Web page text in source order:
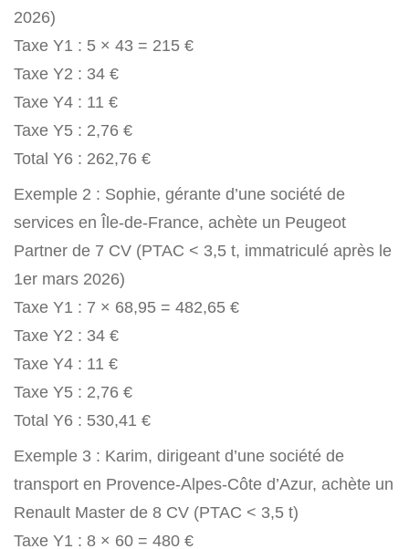
2026)
Taxe Y1 : 5 × 43 = 215 €
Taxe Y2 : 34 €
Taxe Y4 : 11 €
Taxe Y5 : 2,76 €
Total Y6 : 262,76 €
Exemple 2 : Sophie, gérante d’une société de
services en Île-de-France, achète un Peugeot
Partner de 7 CV (PTAC < 3,5 t, immatriculé après le
1er mars 2026)
Taxe Y1 : 7 × 68,95 = 482,65 €
Taxe Y2 : 34 €
Taxe Y4 : 11 €
Taxe Y5 : 2,76 €
Total Y6 : 530,41 €
Exemple 3 : Karim, dirigeant d’une société de
transport en Provence-Alpes-Côte d’Azur, achète un
Renault Master de 8 CV (PTAC < 3,5 t)
Taxe Y1 : 8 × 60 = 480 €